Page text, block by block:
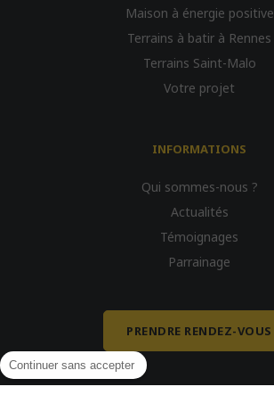
Continuer sans accepter
Maison à énergie positive
Terrains à batir à Rennes
Terrains Saint-Malo
Votre projet
INFORMATIONS
Qui sommes-nous ?
Actualités
Témoignages
Parrainage
PRENDRE RENDEZ-VOUS